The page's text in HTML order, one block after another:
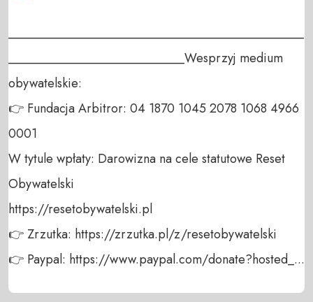
_______________________________________________
____________________________Wesprzyj medium
obywatelskie:
👉 Fundacja Arbitror: 04 1870 1045 2078 1068 4966
0001
W tytule wpłaty: Darowizna na cele statutowe Reset
Obywatelski
https://resetobywatelski.pl
👉 Zrzutka: https://zrzutka.pl/z/resetobywatelski
👉 Paypal: https://www.paypal.com/donate?hosted_...